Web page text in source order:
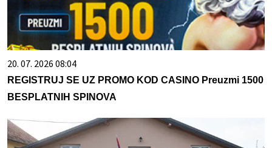
20. 07. 2026 08:04
REGISTRUJ SE UZ PROMO KOD CASINO Preuzmi 1500
BESPLATNIH SPINOVA